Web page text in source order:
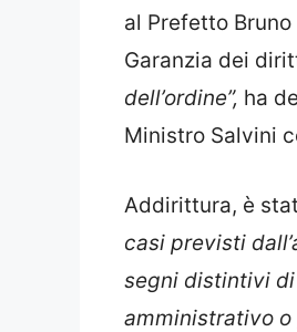
al Prefetto
Garanzia dei
dell’ordine”, ha
Ministro Salvini
Addirittura, è
casi previsti
segni distintivi
amministrativo o